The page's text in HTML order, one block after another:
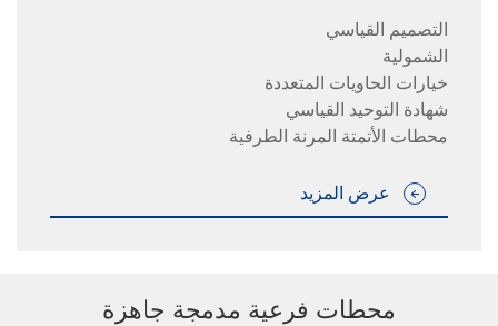
التصميم القياسي
الشمولية
خيارات الحاويات المتعددة
شهادة التوحيد القياسي
محطات الأتمتة المرنة الطرفية
عرض المزيد
محطات فرعية مدمجة جاهزة